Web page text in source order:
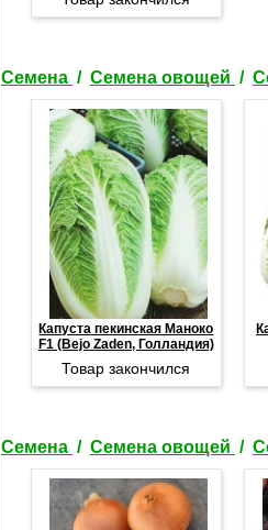
Семена / Семена овощей /
Капуста пекинская Маноко
F1 (Bejo Zaden, Голландия)
Товар закончился
Семена / Семена овощей /